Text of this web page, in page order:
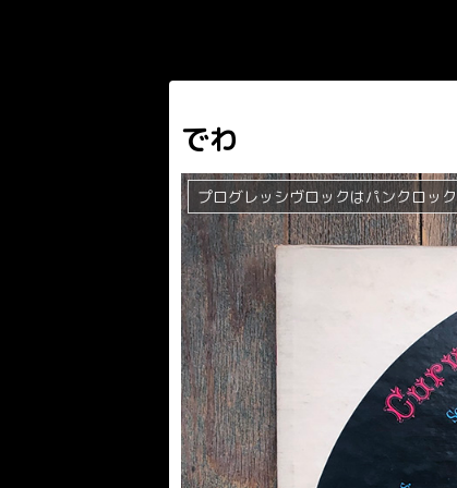
でわ
プログレッシヴロックはパンクロック